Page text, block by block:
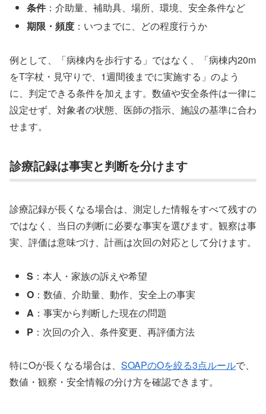
条件：介助量、補助具、場所、環境、安全条件など
期限・頻度 ：いつまでに、どの程度行うか
例として、「病棟内を歩行する」ではなく、「病棟内20m
をT字杖・見守りで、1週間後までに実施する」のよう
に、判定できる条件を加えます。数値や安全条件は一律に
設定せず、対象者の状態、医師の指示、施設の基準に合わ
せます。
診療記録は事実と判断を分けます
診療記録が長くなる場合は、測定した情報をすべて残すの
ではなく、当日の判断に必要な事実を選びます。観察は事
実、評価は意味づけ、計画は次回の対応として分けます。
S ：本人・家族の訴えや希望
O ：数値、介助量、動作、安全上の事実
A ：事実から判断した現在の問題
P ：次回の介入、条件変更、再評価方法
特にOが長くなる場合は、 SOAPのOを絞る3点ルールで、
数値・観察・安全情報の分け方を確認できます。